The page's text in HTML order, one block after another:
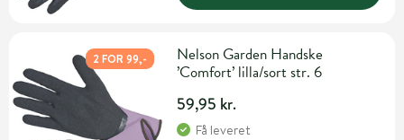
2 FOR 99,-
Nelson Garden Handske
’Comfort’ lilla/sort str. 6
59,95 kr.
Få leveret